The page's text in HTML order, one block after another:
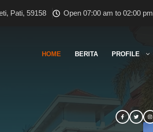
Pati, 59158 Open 07:00 am to 02:00 pm
HOME BERITA PROFILE